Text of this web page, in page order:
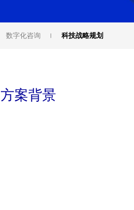
数字化咨询 科技战略规划
方案背景